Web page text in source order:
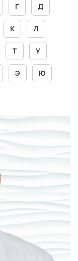
Г Д
К Л
Т У
Э Ю